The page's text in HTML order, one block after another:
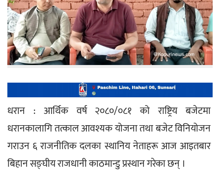
धरान : आर्थिक वर्ष २०८०/०८१ को राष्ट्रिय बजेटमा
धरानकालागि तत्काल आवश्यक योजना तथा बजेट विनियोजन
गराउन ६ राजनीतिक दलका स्थानिय नेताहरू आज आइतबार
बिहान सङ्घीय राजधानी काठमान्डु प्रस्थान गरेका छन् ।